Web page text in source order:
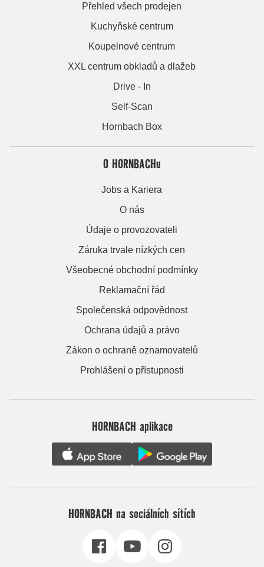
Přehled všech prodejen
Kuchyňské centrum
Koupelnové centrum
XXL centrum obkladů a dlažeb
Drive - In
Self-Scan
Hornbach Box
O HORNBACHu
Jobs a Kariera
O nás
Údaje o provozovateli
Záruka trvale nízkých cen
Všeobecné obchodní podmínky
Reklamační řád
Společenská odpovědnost
Ochrana údajů a právo
Zákon o ochraně oznamovatelů
Prohlášení o přístupnosti
HORNBACH aplikace
HORNBACH na sociálních sítích